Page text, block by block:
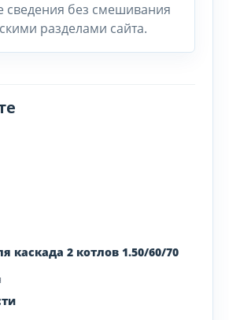
сведения без смешивания
разделами сайта.
каскада 2 котлов 1.50/60/70